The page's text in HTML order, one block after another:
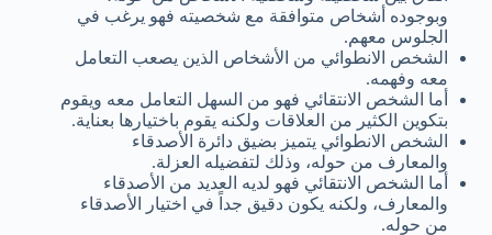
وبوجوده أشخاص متوافقة مع شخصيته فهو يرغب في
الجلوس معهم.
الشخص الانطوائي من الأشخاص الذين يصعب التعامل
معه وفهمه.
أما الشخص الانتقائي فهو من السهل التعامل معه ويقوم
بتكوين الكثير من العلاقات ولكنه يقوم باختيارها بعناية.
الشخص الانطوائي يتميز بضيق دائرة الأصدقاء
والمعارف من حوله، وذلك لتفضيله العزلة.
أما الشخص الانتقائي فهو لديه العديد من الأصدقاء
والمعارف، ولكنه يكون دقيق جداً في اختيار الأصدقاء
من حوله.